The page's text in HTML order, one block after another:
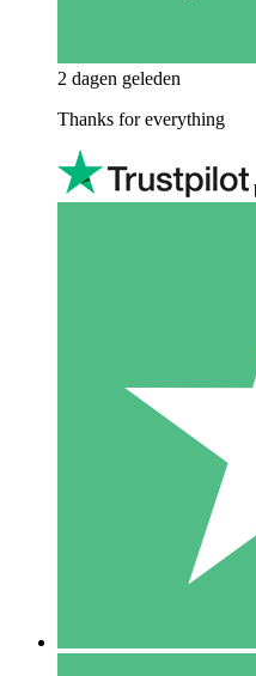
2 dagen geleden
Thanks for everything